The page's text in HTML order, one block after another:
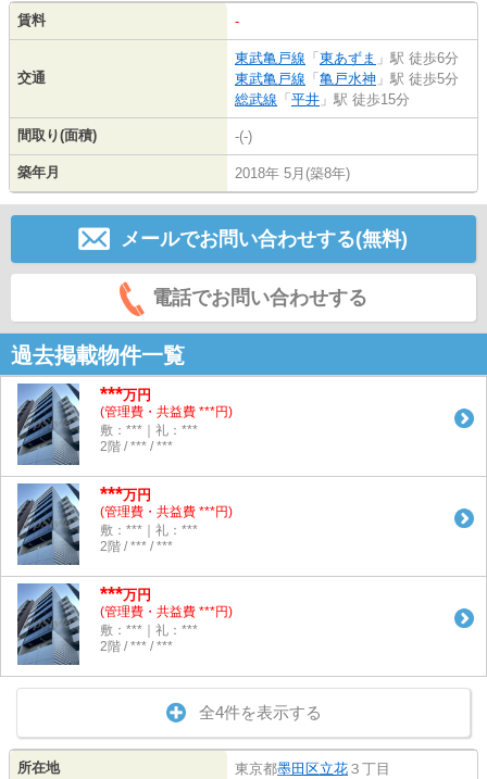
賃料 -
交通
東武亀戸線 「 東あずま 」駅 徒歩6分
東武亀戸線 「 亀戸水神 」駅 徒歩5分
総武線 「 平井 」駅 徒歩15分
間取り(面積) -(-)
築年月 2018年 5月(築8年)
メールでお問い合わせする(無料)
電話でお問い合わせする
過去掲載物件一覧
***万円
(管理費・共益費 ***円)
敷：***｜礼：***
2階 / *** / ***
***万円
(管理費・共益費 ***円)
敷：***｜礼：***
2階 / *** / ***
***万円
(管理費・共益費 ***円)
敷：***｜礼：***
2階 / *** / ***
全4件を表示する
所在地 東京都墨田区立花 ３丁目